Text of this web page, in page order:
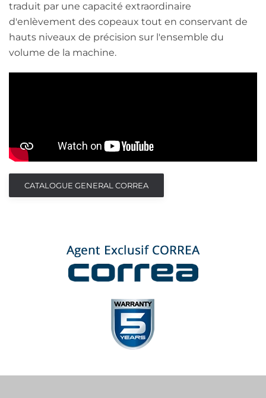
traduit par une capacité extraordinaire
d'enlèvement des copeaux tout en conservant de
hauts niveaux de précision sur l'ensemble du
volume de la machine.
CATALOGUE GENERAL CORREA